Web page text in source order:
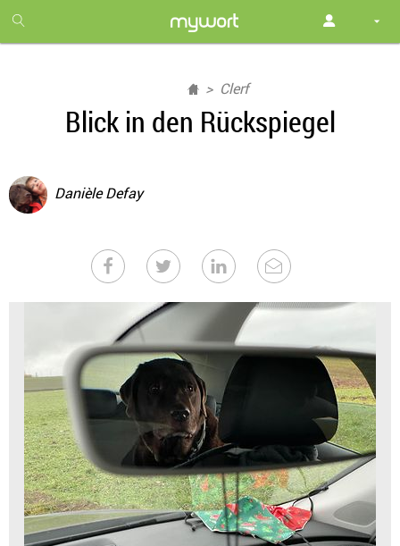
month
free
Clerf
Blick in den Rückspiegel
Danièle Defay